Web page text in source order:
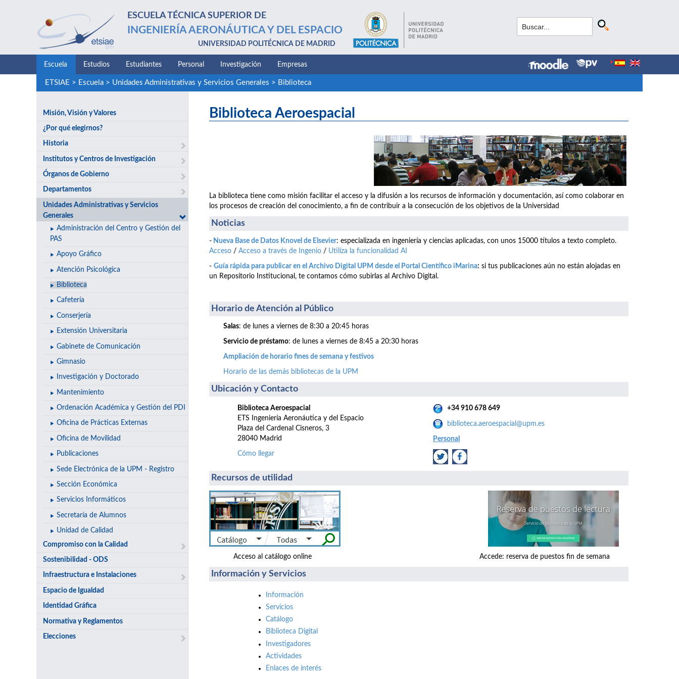
ESCUELA TÉCNICA SUPERIOR DE
INGENIERÍA AERONÁUTICA Y DEL ESPACIO
UNIVERSIDAD POLITÉCNICA DE MADRID
Escuela Estudios Estudiantes Personal Investigación Empresas
ETSIAE > Escuela> Unidades Administrativas y Servicios Generales > Biblioteca
Misión, Visión y Valores
¿Por qué elegirnos?
Historia
Institutos y Centros de Investigación
Órganos de Gobierno
Departamentos
Unidades Administrativas y Servicios
Generales
Administración del Centro y Gestión del
PAS
Apoyo Gráfico
Atención Psicológica
Biblioteca
Cafetería
Conserjería
Extensión Universitaria
Gabinete de Comunicación
Gimnasio
Investigación y Doctorado
Mantenimiento
Ordenación Académica y Gestión del PDI
Oficina de Prácticas Externas
Oficina de Movilidad
Publicaciones
Sede Electrónica de la UPM - Registro
Sección Económica
Servicios Informáticos
Secretaría de Alumnos
Unidad de Calidad
Compromiso con la Calidad
Sostenibilidad - ODS
Infraestructura e Instalaciones
Espacio de Igualdad
Identidad Gráfica
Normativa y Reglamentos
Elecciones
Biblioteca Aeroespacial
La biblioteca tiene como misión facilitar el acceso y la difusión a los recursos de información y documentación, así como colaborar en
los procesos de creación del conocimiento, a fin de contribuir a la consecución de los objetivos de la Universidad
Noticias
- Nueva Base de Datos Knovel de Elsevier: especializada en ingeniería y ciencias aplicadas, con unos 15000 títulos a texto completo.
Acceso / Acceso a través de Ingenio / Utiliza la funcionalidad AI
- Guía rápida para publicar en el Archivo Digital UPM desde el Portal Científico iMarina: si tus publicaciones aún no están alojadas en
un Repositorio Institucional, te contamos cómo subirlas al Archivo Digital.
Horario de Atención al Público
Salas: de lunes a viernes de 8:30 a 20:45 horas
Servicio de préstamo: de lunes a viernes de 8:45 a 20:30 horas
Ampliación de horario fines de semana y festivos
Horario de las demás bibliotecas de la UPM
Ubicación y Contacto
Biblioteca Aeroespacial
ETS Ingeniería Aeronáutica y del Espacio
Plaza del Cardenal Cisneros, 3
28040 Madrid
Cómo llegar
+34 910 678 649
biblioteca.aeroespacial@upm.es
Personal
Recursos de utilidad
Acceso al catálogo online Accede: reserva de puestos fin de semana
Información y Servicios
Información
Servicios
Catálogo
Biblioteca Digital
Investigadores
Actividades
Enlaces de interés